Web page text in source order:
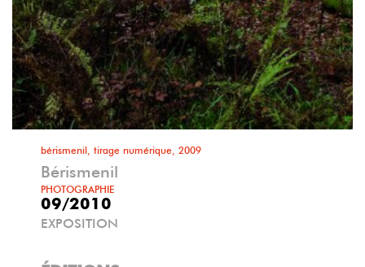
bérismenil, tirage numérique, 2009
Bérismenil
PHOTOGRAPHIE
09/2010
EXPOSITION